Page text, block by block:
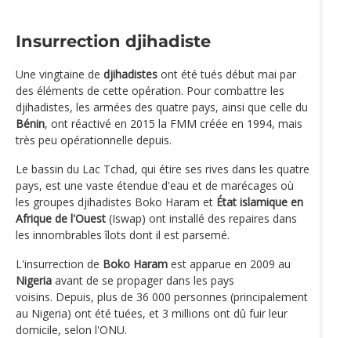
Insurrection djihadiste
Une vingtaine de djihadistes ont été tués début mai par
des éléments de cette opération. Pour combattre les
djihadistes, les armées des quatre pays, ainsi que celle du
Bénin, ont réactivé en 2015 la FMM créée en 1994, mais
très peu opérationnelle depuis.
Le bassin du Lac Tchad, qui étire ses rives dans les quatre
pays, est une vaste étendue d'eau et de marécages où
les groupes djihadistes Boko Haram et État islamique en
Afrique de l'Ouest (Iswap) ont installé des repaires dans
les innombrables îlots dont il est parsemé.
L'insurrection de Boko Haram est apparue en 2009 au
Nigeria avant de se propager dans les pays
voisins. Depuis, plus de 36 000 personnes (principalement
au Nigeria) ont été tuées, et 3 millions ont dû fuir leur
domicile, selon l'ONU.